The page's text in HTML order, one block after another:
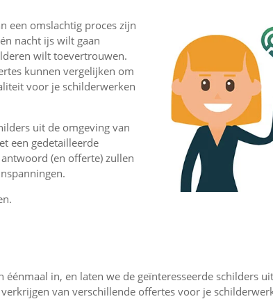
een omslachtig proces zijn
nacht ijs wilt gaan
wilt toevertrouwen.
kunnen vergelijken om
voor je schilderwerken
uit de omgeving van
een gedetailleerde
(en offerte) zullen
in, en laten we de geïnteresseerde schilders
van verschillende offertes voor je